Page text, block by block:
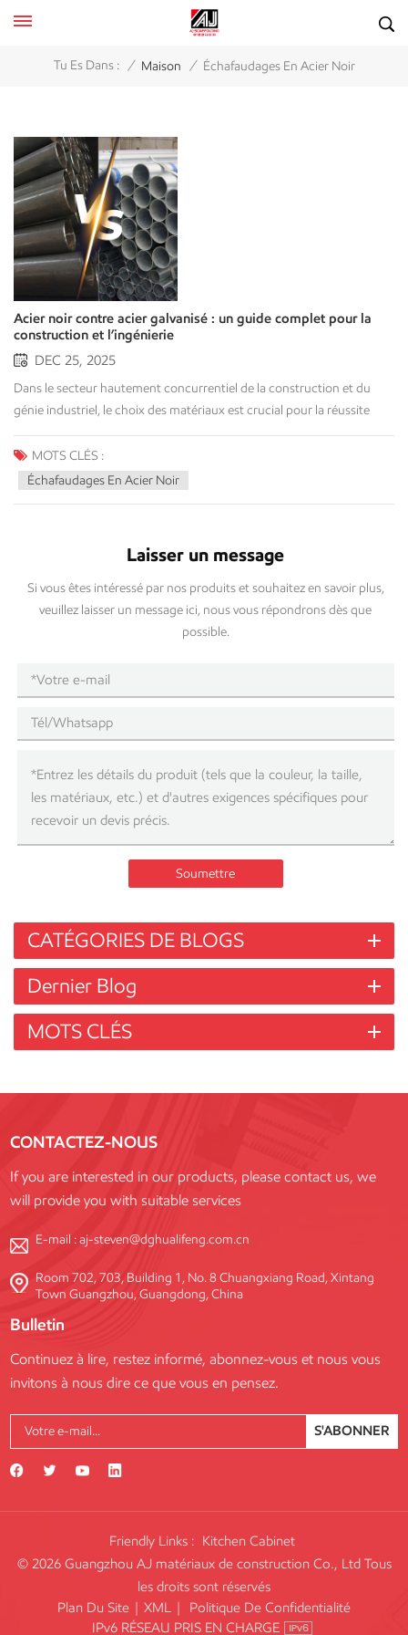
Tu Es Dans : / Maison / Échafaudages En Acier Noir
Acier noir contre acier galvanisé : un guide complet pour la
construction et l’ingénierie
DEC 25, 2025
Dans le secteur hautement concurrentiel de la construction et du génie industriel, le choix des matériaux est crucial pour la réussite d'un projet et pour éviter les problèmes de maintenance. Que vous soyez responsable des achats pour une grande entreprise d'infrastructures, une société de location d'échafaudages ou un distributeur de matériaux de construction, votre connaissance des matières premières est indispensable.Bien que les deux acier noir et acier galvanisé Bien qu'ils puissent paraître très similaires à première vue, il s'agit en réalité de produits très différents. Fabriqués généralement à partir des mêmes aciers de base, ils présentent des niveaux de performance et de durabilité différents, ainsi que des applications distinctes. Choisir l'un de ces produits pour un usage inapproprié peut entraîner des défaillances structurelles, des risques pour la sécurité ou des coûts excessifs.Dans cet article, nous examinerons les différences entre le fer noir et le fer galvanisé en fonction des spécifications techniques, du coût et des utilisations les plus appropriées pour les deux types de fer, afin que vous disposiez de toutes les informations nécessaires pour déterminer quel produit choisir pour votre prochain projet. Qu'est-ce que l'acier noir ? L'acier noir est un terme informel qui désigne ce que l'on appelle officiellement "acier au carbone noirL'acier noir, ou plus simplement l'acier doux, est un acier qui n'a pas été galvanisé, c'est-à-dire non recouvert de zinc pour le protéger de la corrosion.L'appellation « noir » provient de la calamine, une couche d'oxyde foncée qui se forme à la surface de l'acier lors de sa fabrication. Cette calamine est une matière sombre et friable qui confère au tuyau ou au tube de structure un aspect mat caractéristique. Caractéristiques de l'acier noir :Aucun revêtement protecteurContrairement à l'acier galvanisé, l'acier noir ne possède aucun revêtement.Surface huileuseL'acier noir est généralement enduit d'huile par le fabricant pour le protéger de la rouille pendant le transport.Haute résistanceL'acier noir possède la même résistance à la traction élevée que les autres formes d'acier.Sensibilité à la rouilleComme il n'y a pas de revêtement protecteur, il rouillera TRÈS rapidement une fois exposé à l'humidité. Idée fausse courante :Le terme « tuyau en acier noir » désigne généralement le matériau utilisé pour la tuyauterie de gaz dans l'industrie des canalisations ; toutefois, en ce qui concerne les matériaux d'échafaudage/de structure, le terme « acier noir » désigne généralement de l'acier brut non peint ou non revêtu qui devra être recouvert d'un type de revêtement pour une utilisation en extérieur. Qu'est-ce que l'acier galvanisé ? L'acier galvanisé est un acier recouvert d'une couche protectrice de zinc pour prévenir la corrosion. La méthode la plus couramment utilisée pour obtenir ce type de revêtement est la galvanisation à chaud (HDG), qui permet d'obtenir la combinaison la plus résistante et la plus durable de ces deux matériaux. La galvanisation à chaud est le procédé qui consiste à immerger l'acier dans un bain de zinc fondu (environ 450 °C), ce qui provoque une forte réaction métallurgique entre le zinc et l'acier, aboutissant à la formation d'un revêtement protecteur sur les surfaces intérieure et extérieure du produit en acier. Caractéristiques clés de l'acier galvanisé :Protection sacrificielleLe procédé de galvanisation protège l'acier en y ajoutant une couche de zinc. Si cette couche est endommagée par des rayures ou tout autre facteur, le zinc environnant se corrodera avant que l'acier sous-jacent ne commence à rouiller.Aspect argenté/grisLa couleur du revêtement de zinc est généralement argentée et peut paraître brillante, voire pailletée en raison de la structure cristalline du zinc.Longue durée de vieLe revêtement peut assurer une protection pendant de nombreuses années, voire des décennies, en fonction de l'exposition aux intempéries et aux conditions environnementales. Principales différences : acier noir contre acier galvanisé Pour nos clients du secteur de la location d'échafaudages et de la fourniture de matériaux de construction, le choix entre ces deux matériaux se résume généralement à trois facteurs : la corrosion, le coût et l'application.1. Résistance à la corrosion et durabilitéC'est ce qui fait la plus grande différence.Acier noir: Ne présente aucune résistance naturelle à la corrosion. Si vous utilisez échafaudages en acier noir Les tubes exposés en milieu côtier extérieur, sans être peints, commenceront à rouiller en quelques jours. Un entretien régulier (nettoyage, huilage ou peinture) est nécessaire pour préserver leur intégrité structurelle.Acier galvaniséConçu pour résister aux intempéries. La barrière de zinc empêche l'oxygène et l'eau d'atteindre le fer, bloquant ainsi efficacement la rouille. Un atout essentiel pour les entreprises d'échafaudages. Le matériel galvanisé peut être stocké à l'extérieur, dans les parcs de location, sans se dégrader, contrairement au matériel en acier noir qui doit être entreposé à l'abri ou faire l'objet d'un entretien constant. 2. Comparaison des prixL'établissement du budget est toujours l'objectif principal du trader ou du chef de projet.Acier noirLe procédé de fabrication de l'acier noir ne comprend pas de galvanisation, ce qui le rend moins cher que l'acier galvanisé. L'acier noir est l'option la plus économique pour les projets utilisant de l'acier noir intégré (par exemple, les systèmes d'extinction automatique d'incendie dans un bâtiment) et ne nécessitant pas de peinture dans l'immédiat.Acier galvaniséComparativement à l'acier noir, l'acier galvanisé coûte entre 30 et 40 % plus cher. Du point de vue du coût total de possession (CTP), l'acier galvanisé s'avère généralement moins coûteux car il nécessite moins d'entretien et a une durée de vie supérieure à celle de l'acier noir.Conseil pour les entreprises de locationBien que l'achat d'échafaudages en acier noir soit initialement moins cher que l'achat d'échafaudages galvanisés, le coût annuel du ponçage, de la peinture et de l'entretien de la structure en acier noir dépasse souvent les économies initiales réalisées grâce à l'achat d'échafaudages galvanisés. 3. ApplicationsVoici un bref aperçu basé sur les normes de l'industrie. Acier noir :Conduites de gazLes canalisations en acier sont les plus courantes pour le gaz. En effet, le zinc contenu dans les tuyaux en fer galvanisé finit par s'écailler lorsqu'ils ne sont pas utilisés pendant un certain temps, et ces particules de zinc finissent généralement par obstruer les injecteurs de gaz. Les tuyaux en acier noir sont devenus la norme pour une installation de gaz sûre, qu'il s'agisse de GPL ou de gaz naturel.Systèmes de chauffage en circuit ferméLes systèmes de chauffage en circuit fermé qui ne fournissent pas un approvisionnement continu en eau pour maintenir un niveau adéquat d'oxygène dissous réduiront le risque de corrosion (rouille).Éléments structuraux (à peindre)Si vous construisez une structure esthétique personnalisée qui sera thermolaquée d'une couleur spécifique, il est plus économique de commencer avec de l'acier noir. Acier galvanisé :Échafaudages et coffragesDans la construction moderne, les échafaudages à anneaux, à cupules et à cadre sont presque exclusivement galvanisés afin de garantir sécurité et longévité sous la pluie et la neige.Conduites d'approvisionnement en eauPour le transport d'eau extérieur ou industriel (remarque : pour l'eau potable résidentielle, les plastiques/cuivre ont largement remplacé l'acier, mais l'acier galvanisé est toujours utilisé dans les milieux industriels).Clôtures et rampes extérieuresTout métal exposé aux intempéries a besoin de la protection du zinc. Comparaison en un coup d'œil Pour vous donner une idée rapide, voici comment se comparent les deux matériaux :FonctionnalitéAcier noirAcier galvaniséComposant principalFer, carboneRevêtement en fer, carbone et zincApparenceGris foncé / Noir / MatArgent / Gris / Brillantrésistance à la corrosionTrès faible (rouille facilement)Très élevécoût initialFaibleÉlevé (+30-40 %)EntretienÉlevé (Nécessite une peinture/un revêtement)Faible (autoprotection)Idéal pour l'essence ?OUI (Standard)NON (Les paillettes de zinc provoquent des obstructions)Idéal pour l'eau ?NON (Se corrode rapidement)OUI (Usage industriel)Espérance de vie (en extérieur)< 10 ans (sans peinture)20 à 50 ans Comment choisir pour votre entreprise ? Si vous êtes un commerçant ou un distributeur, il est essentiel de vous renseigner auprès de votre client sur l'environnement de l'installation. Demandez : « Est-ce pour le gaz ou l'eau ? »Si gaz : Vendez de l'acier noir.Si l'eau : Vendre galvanisé. Demandez : « Est-ce pour une structure extérieure ou un échafaudage ? »Si le client est une entreprise de location recherchant un retour sur investissement à long terme, recommandez l'acier galvanisé. Il conserve mieux sa valeur à la revente et offre une image professionnelle sur les chantiers pendant des années.S'il s'agit d'un projet ponctuel où la structure sera immédiatement enrobée de béton ou peinte, Black Steel peut permettre de réaliser des économies. Demandez : « Quel est le climat ? »Dans les régions humides (comme l'Asie du Sud-Est ou les zones côtières), l'acier noir nécessite un entretien rigoureux. Nous recommandons fortement d'opter pour des solutions galvanisées à chaud afin de prévenir tout risque de responsabilité structurelle. Conclusion Comprendre la différence entre l'acier noir et l'acier galvanisé, c'est plus que simplement connaître les revêtements de zinc ; c'est choisir l'outil adapté à la tâche.L'acier noir allie robustesse et économie, ce qui en fait le matériau de prédilection pour les conduites de gaz et les structures intérieures. L'acier galvanisé, grâce à sa protection supérieure contre les intempéries, est le champion incontesté des échafaudages, des constructions extérieures et des réseaux d'eau.P
MOTS CLÉS :
Échafaudages En Acier Noir
Laisser un message
Si vous êtes intéressé par nos produits et souhaitez en savoir plus,
veuillez laisser un message ici, nous vous répondrons dès que
possible.
Soumettre
CATÉGORIES DE BLOGS
Dernier Blog
MOTS CLÉS
CONTACTEZ-NOUS
If you are interested in our products, please contact us, we
will provide you with suitable services
E-mail :aj-steven@dghualifeng.com.cn
Room 702, 703, Building 1, No. 8 Chuangxiang Road, Xintang
Town Guangzhou, Guangdong, China
Bulletin
Continuez à lire, restez informé, abonnez-vous et nous vous
invitons à nous dire ce que vous en pensez.
S'ABONNER
Friendly Links : Kitchen Cabinet
© 2026 Guangzhou AJ matériaux de construction Co., Ltd Tous
les droits sont réservés
Plan Du Site | XML |
Politique De Confidentialité
IPv6 RÉSEAU PRIS EN CHARGE